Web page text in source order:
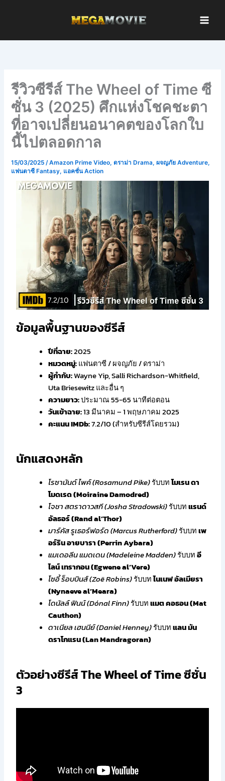
รีวิวซีรีส์ The Wheel of Time ซี
ซั่น 3 (2025) ศึกแห่งโชคชะตา
ที่อาจเปลี่ยนอนาคตของโลกใบ
นี้ไปตลอดกาล
15/03/2025/Amazon Prime Video,ดราม่า Drama,ผจญภัย Adventure,
แฟนตาซี Fantasy, แอคชั่น Action
ข้อมูลพื้นฐานของซีรีส์
ปีที่ฉาย:2025
หมวดหมู่:แฟนตาซี / ผจญภัย / ดราม่า
ผู้กำกับ:Wayne Yip, Salli Richardson-Whitfield,
Uta Briesewitz และอื่น ๆ
ความยาว:ประมาณ 55-65 นาทีต่อตอน
วันเข้าฉาย:13 มีนาคม – 1 พฤษภาคม 2025
คะแนน IMDb:7.2/10 (สำหรับซีรีส์โดยรวม)
นักแสดงหลัก
โรซามันด์ ไพค์ (Rosamund Pike)รับบทโมเรน ดา
โมดเรด (Moiraine Damodred)
โจชา สตราดาวสกี (Josha Stradowski)รับบทแรนด์
อัลธอร์ (Rand al’Thor)
มาร์คัส รูเธอร์ฟอร์ด (Marcus Rutherford)รับบทเพ
อร์ริน อายบารา (Perrin Aybara)
แมเดอลีน แมดเดน (Madeleine Madden)รับบทอี
ไลน์ เทรากอน (Egwene al’Vere)
โซอี้ ร็อบบินส์ (Zoë Robins)รับบทไนเนฟ อัลเมียรา
(Nynaeve al’Meara)
โดนัลล์ ฟินน์ (Dónal Finn)รับบทแมต คอธอน (Mat
Cauthon)
ดาเนียล เฮนนีย์ (Daniel Henney)รับบทแลน มัน
ดราโกแรน (Lan Mandragoran)
ตัวอย่างซีรีส์ The Wheel of Time ซีซั่น
3